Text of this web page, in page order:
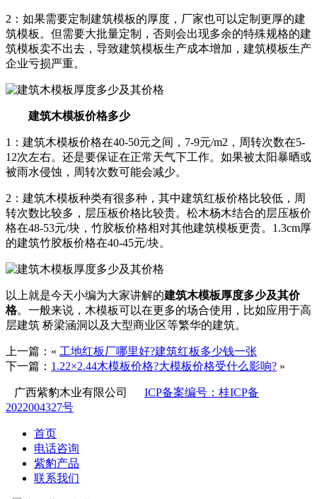
2：如果需要定制建筑模板的厚度，厂家也可以定制更厚的建
筑模板。但需要大批量定制，否则会出现多余的特殊规格的建
筑模板卖不出去，导致建筑模板生产成本增加，建筑模板生产
企业亏损严重。
建筑木模板价格多少
1：建筑木模板价格在40-50元之间，7-9元/m2，周转次数在5-
12次左右。还是要保证在正常天气下工作。如果被太阳暴晒或
被雨水侵蚀，周转次数可能会减少。
2：建筑木模板种类有很多种，其中建筑红板价格比较低，周
转次数比较多，层压板价格比较贵。松木杨木结合的层压板价
格在48-53元/块，竹胶板价格相对其他建筑模板更贵。1.3cm厚
的建筑竹胶板价格在40-45元/块。
以上就是今天小编为大家讲解的建筑木模板厚度多少及其价
格。一般来说，木模板可以在更多的场合使用，比如应用于高
层建筑 桥梁涵洞以及大型商业区等繁华的建筑。
上一篇：« 工地红板厂哪里好?建筑红板多少钱一张
下一篇： 1.22×2.44木模板价格?大模板价格受什么影响? »
广西紫豹木业有限公司 ICP备案编号：桂ICP备
2022004327号
首页
电话咨询
紫豹产品
联系我们